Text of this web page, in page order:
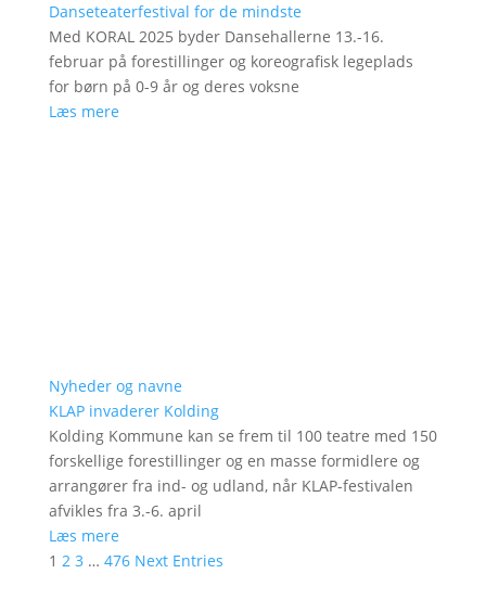
Danseteaterfestival for de mindste
Med KORAL 2025 byder Dansehallerne 13.-16.
februar på forestillinger og koreografisk legeplads
for børn på 0-9 år og deres voksne
Læs mere
Nyheder og navne
KLAP invaderer Kolding
Kolding Kommune kan se frem til 100 teatre med 150
forskellige forestillinger og en masse formidlere og
arrangører fra ind- og udland, når KLAP-festivalen
afvikles fra 3.-6. april
Læs mere
1 2 3 … 476 Next Entries